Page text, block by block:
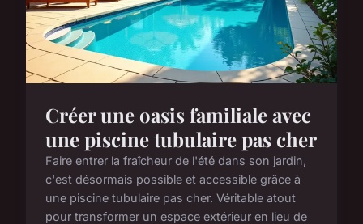
Créer une oasis familiale avec
une piscine tubulaire pas cher
Faire entrer la fraîcheur de l'été dans son jardin,
c'est désormais possible et accessible grâce à
une piscine tubulaire pas cher. Véritable atout
pour transformer un espace extérieur en lieu de